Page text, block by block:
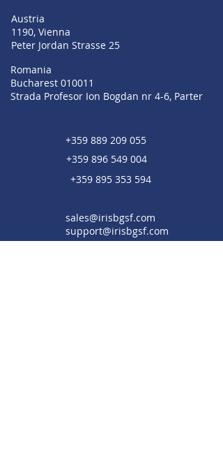
Austria
1190, Vienna
Peter Jordan Strasse 25
Romania
Bucharest 010011
Strada Profesor Ion Bogdan nr 4-6, Parter
+359 889 209 055
+359 896 549 004
+359 895 353 594
sales@irisbgsf.com
support@irisbgsf.com